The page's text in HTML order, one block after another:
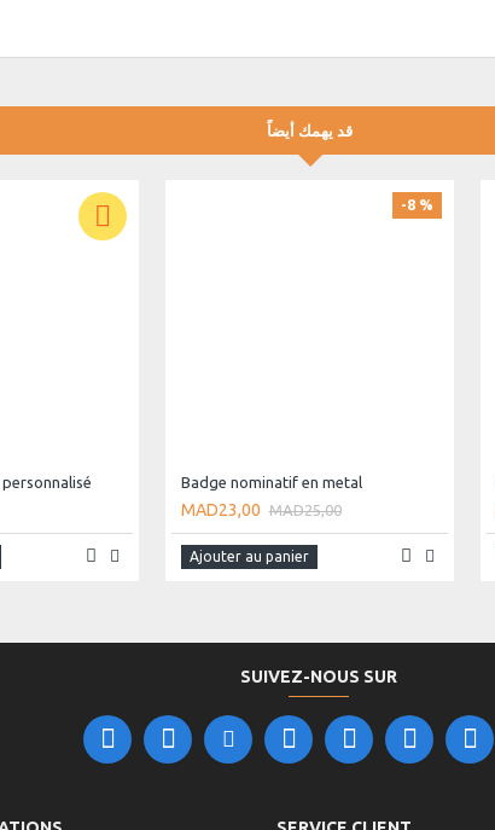
قد يهمك أيضاً
-8 %
Badge nominatif en metal
MAD23,00 MAD25,00
Ajouter au panier
SUIVEZ-NOUS SUR